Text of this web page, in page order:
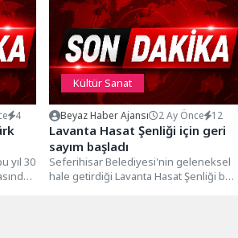
4
yıl 30
Kültür Sanat
Beyaz Haber Ajansı 2 Ay Önce 12
Lavanta Hasat Şenliği için geri
sayım başladı
Seferihisar Belediyesi'nin geleneksel
hale getirdiği Lavanta Hasat Şenliği bu